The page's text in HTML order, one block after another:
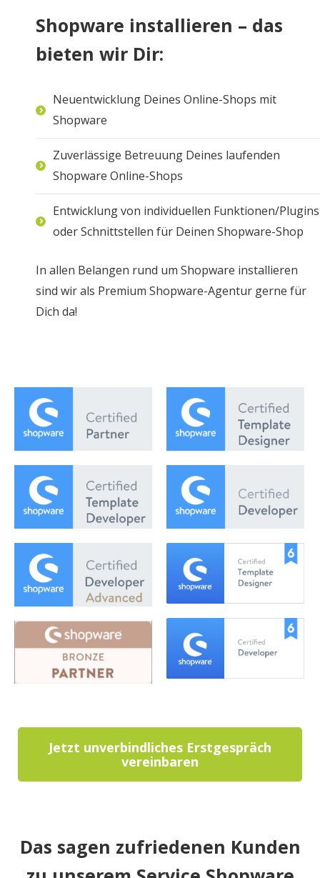
Shopware installieren – das
bieten wir Dir:
Neuentwicklung Deines Online-Shops mit
Shopware
Zuverlässige Betreuung Deines laufenden
Shopware Online-Shops
Entwicklung von individuellen Funktionen/Plugins
oder Schnittstellen für Deinen Shopware-Shop
In allen Belangen rund um Shopware installieren
sind wir als Premium Shopware-Agentur gerne für
Dich da!
Jetzt unverbindliches Erstgespräch
vereinbaren
Das sagen zufriedenen Kunden